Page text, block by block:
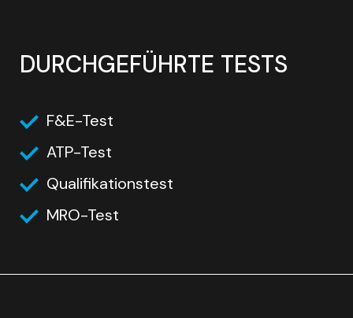
DURCHGEFÜHRTE TESTS
F&E-Test
ATP-Test
Qualifikationstest
MRO-Test